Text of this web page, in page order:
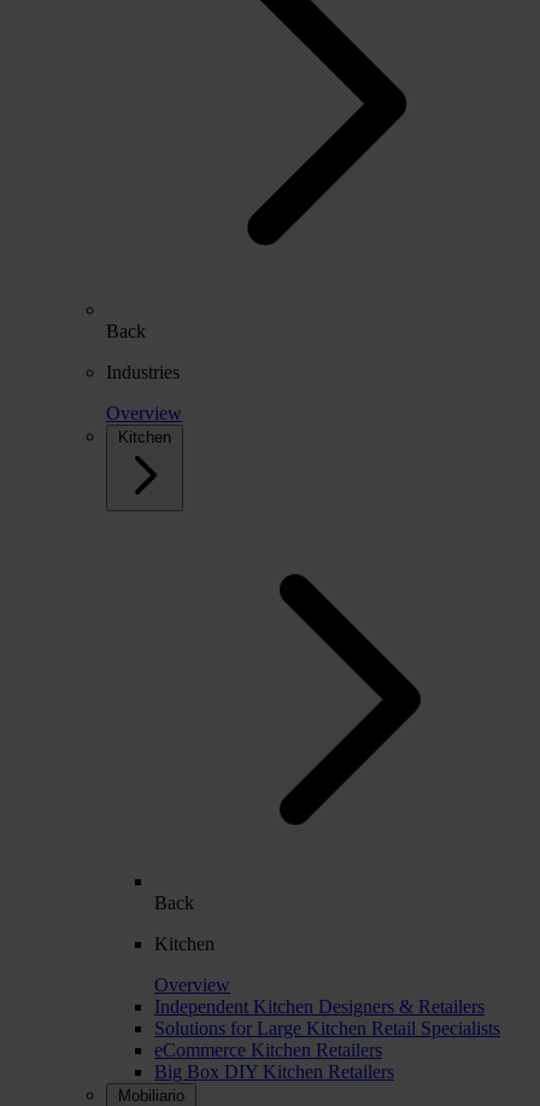
Back
Industries
Overview
Kitchen
Back
Kitchen
Overview
Independent Kitchen Designers & Retailers
Solutions for Large Kitchen Retail Specialists
eCommerce Kitchen Retailers
Big Box DIY Kitchen Retailers
Mobiliario